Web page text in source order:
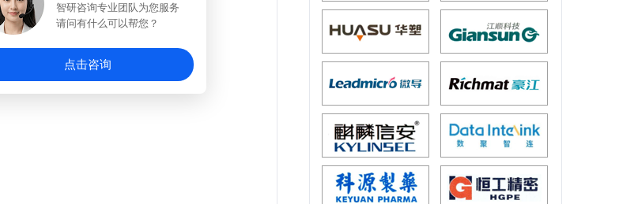
智研咨询专业团队为您服务
请问有什么可以帮您？
点击咨询